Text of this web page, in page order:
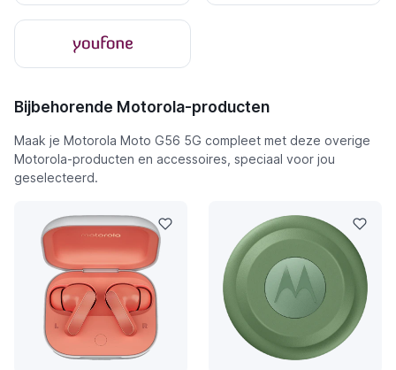
Bijbehorende Motorola-producten
Maak je Motorola Moto G56 5G compleet met deze overige
Motorola-producten en accessoires, speciaal voor jou
geselecteerd.